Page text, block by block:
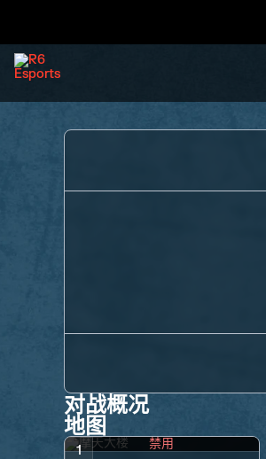
对战概况
地图
1 禁用